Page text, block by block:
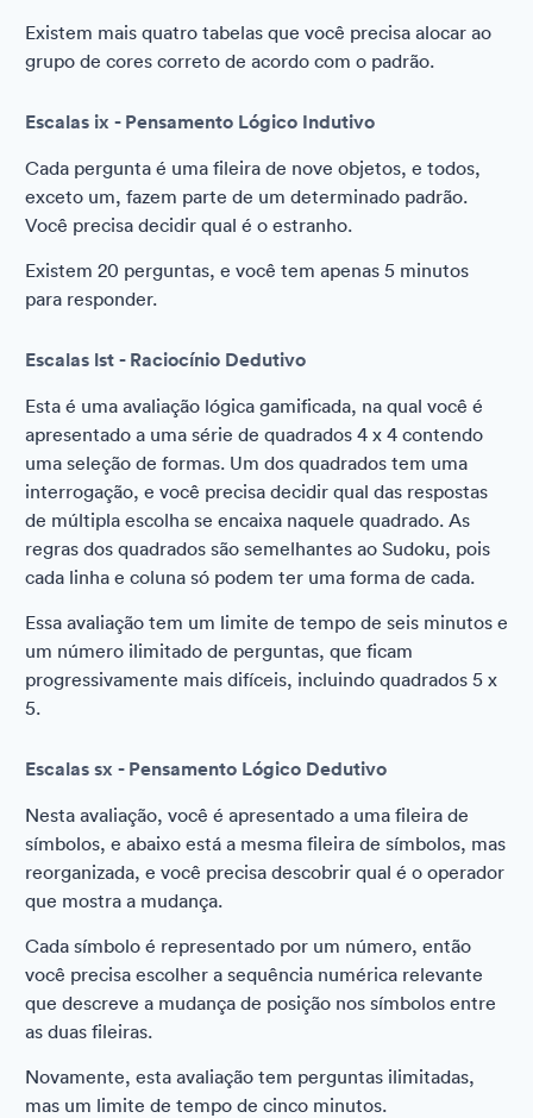
Existem mais quatro tabelas que você precisa alocar ao
grupo de cores correto de acordo com o padrão.
Escalas ix - Pensamento Lógico Indutivo
Cada pergunta é uma fileira de nove objetos, e todos,
exceto um, fazem parte de um determinado padrão.
Você precisa decidir qual é o estranho.
Existem 20 perguntas, e você tem apenas 5 minutos
para responder.
Escalas lst - Raciocínio Dedutivo
Esta é uma avaliação lógica gamificada, na qual você é
apresentado a uma série de quadrados 4 x 4 contendo
uma seleção de formas. Um dos quadrados tem uma
interrogação, e você precisa decidir qual das respostas
de múltipla escolha se encaixa naquele quadrado. As
regras dos quadrados são semelhantes ao Sudoku, pois
cada linha e coluna só podem ter uma forma de cada.
Essa avaliação tem um limite de tempo de seis minutos e
um número ilimitado de perguntas, que ficam
progressivamente mais difíceis, incluindo quadrados 5 x
5.
Escalas sx - Pensamento Lógico Dedutivo
Nesta avaliação, você é apresentado a uma fileira de
símbolos, e abaixo está a mesma fileira de símbolos, mas
reorganizada, e você precisa descobrir qual é o operador
que mostra a mudança.
Cada símbolo é representado por um número, então
você precisa escolher a sequência numérica relevante
que descreve a mudança de posição nos símbolos entre
as duas fileiras.
Novamente, esta avaliação tem perguntas ilimitadas,
mas um limite de tempo de cinco minutos.